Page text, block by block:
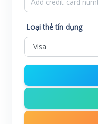
Loại thẻ tín dụng